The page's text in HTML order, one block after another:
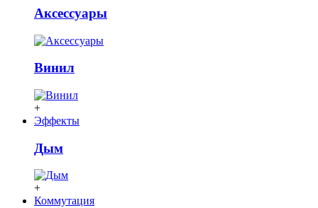
Аксессуары
Винил
+
Эффекты
Дым
+
Коммутация